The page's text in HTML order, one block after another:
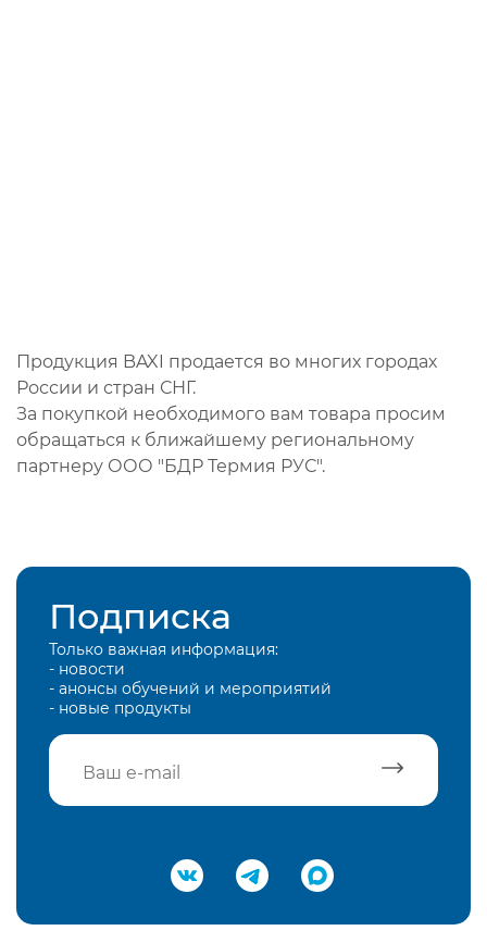
Продукция BAXI продается во многих городах
России и стран СНГ.
За покупкой необходимого вам товара просим
обращаться к ближайшему региональному
партнеру ООО "БДР Термия РУС".
Подписка
Только важная информация:
- новости
- анонсы обучений и мероприятий
- новые продукты
Подтвердить e-mail